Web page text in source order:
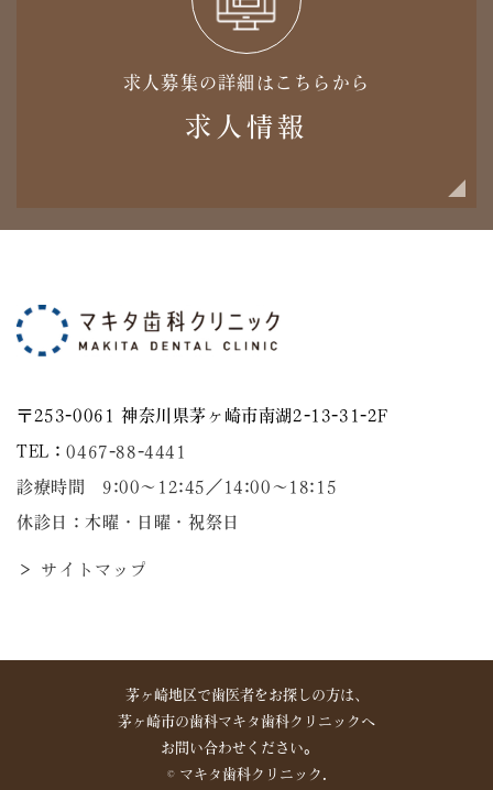
求人募集の詳細はこちらから
求人情報
〒253-0061 神奈川県茅ヶ崎市南湖2-13-31-2F
TEL：0467-88-4441
診療時間 9:00～12:45／14:00〜18:15
休診日：木曜・日曜・祝祭日
＞ サイトマップ
茅ヶ崎地区で歯医者をお探しの方は、
茅ヶ崎市の歯科マキタ歯科クリニックへ
お問い合わせください。
©︎ マキタ歯科クリニック.